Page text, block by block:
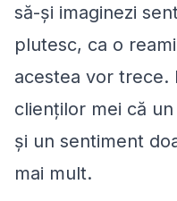
să-și imaginezi
plutesc, ca o
acestea vor trece.
clienților mei că
și un sentiment
mai mult.